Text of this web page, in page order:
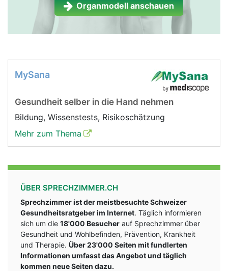
Organmodell anschauen
MySana
Gesundheit selber in die Hand nehmen
Bildung, Wissenstests, Risikoschätzung
Mehr zum Thema
ÜBER SPRECHZIMMER.CH
Sprechzimmer ist der meistbesuchte Schweizer
Gesundheitsratgeber im Internet. Täglich informieren
sich um die 18'000 Besucher auf Sprechzimmer über
Gesundheit und Wohlbefinden, Prävention, Krankheit
und Therapie. Über 23'000 Seiten mit fundlerten
Informationen umfasst das Angebot und täglich
kommen neue Seiten dazu.